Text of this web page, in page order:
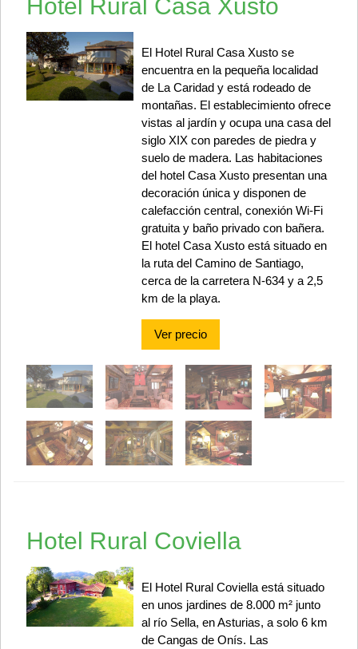
Hotel Rural Casa Xusto
El Hotel Rural Casa Xusto se
encuentra en la pequeña localidad
de La Caridad y está rodeado de
montañas. El establecimiento ofrece
vistas al jardín y ocupa una casa del
siglo XIX con paredes de piedra y
suelo de madera. Las habitaciones
del hotel Casa Xusto presentan una
decoración única y disponen de
calefacción central, conexión Wi-Fi
gratuita y baño privado con bañera.
El hotel Casa Xusto está situado en
la ruta del Camino de Santiago,
cerca de la carretera N-634 y a 2,5
km de la playa.
Ver precio
Hotel Rural Coviella
El Hotel Rural Coviella está situado
en unos jardines de 8.000 m² junto
al río Sella, en Asturias, a solo 6 km
de Cangas de Onís. Las